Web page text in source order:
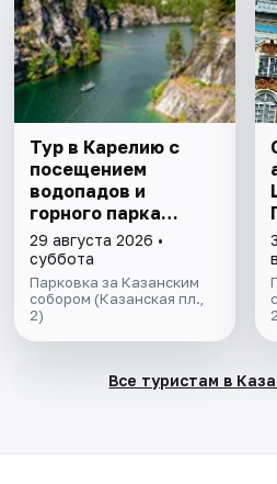
Тур в Карелию с
посещением
водопадов и
горного парка
«Рускеала»
29 августа 2026 •
суббота
Парковка за Казанским
собором (Казанская пл.,
2)
Все туристам в